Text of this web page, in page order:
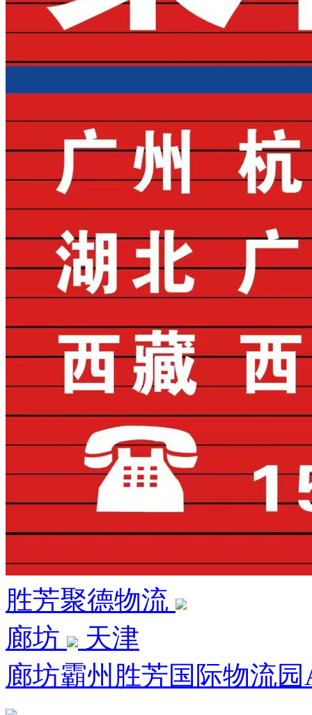
胜芳聚德物流
廊坊
天津
廊坊霸州胜芳国际物流